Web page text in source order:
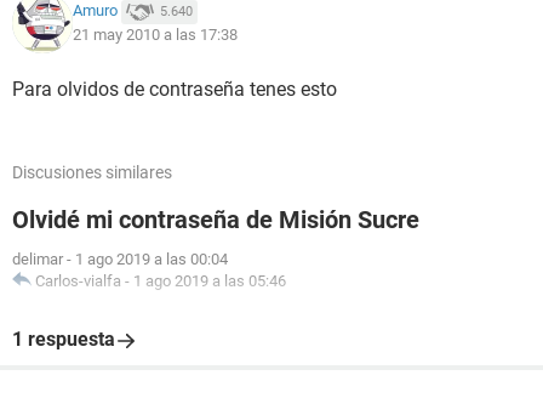
Amuro 5.640
21 may 2010 a las 17:38
Para olvidos de contraseña tenes esto
Discusiones similares
Olvidé mi contraseña de Misión Sucre
delimar - 1 ago 2019 a las 00:04
Carlos-vialfa - 1 ago 2019 a las 05:46
1 respuesta